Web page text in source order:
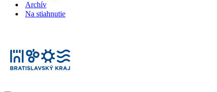
Archív
Na stiahnutie